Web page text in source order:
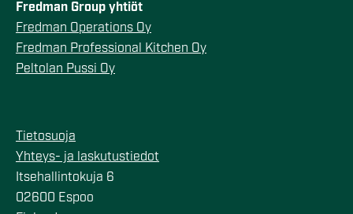
Fredman Group yhtiöt
Fredman Operations Oy
Fredman Professional Kitchen Oy
Peltolan Pussi Oy
Tietosuoja
Yhteys- ja laskutustiedot
Itsehallintokuja 6
02600 Espoo